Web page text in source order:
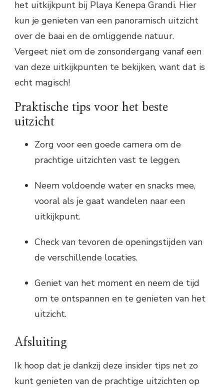
het uitkijkpunt bij Playa Kenepa Grandi. Hier
kun je genieten van een panoramisch uitzicht
over de baai en de omliggende natuur.
Vergeet niet om de zonsondergang vanaf een
van deze uitkijkpunten te bekijken, want dat is
echt magisch!
Praktische tips voor het beste
uitzicht
Zorg voor een goede camera om de
prachtige uitzichten vast te leggen.
Neem voldoende water en snacks mee,
vooral als je gaat wandelen naar een
uitkijkpunt.
Check van tevoren de openingstijden van
de verschillende locaties.
Geniet van het moment en neem de tijd
om te ontspannen en te genieten van het
uitzicht.
Afsluiting
Ik hoop dat je dankzij deze insider tips net zo
kunt genieten van de prachtige uitzichten op